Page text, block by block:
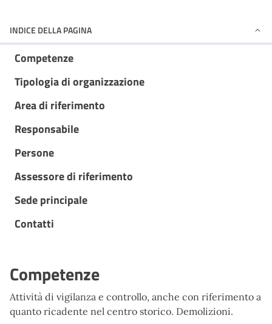
INDICE DELLA PAGINA
Competenze
Tipologia di organizzazione
Area di riferimento
Responsabile
Persone
Assessore di riferimento
Sede principale
Contatti
Competenze
Attività di vigilanza e controllo, anche con riferimento a
quanto ricadente nel centro storico. Demolizioni.